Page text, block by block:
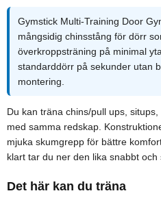
Gymstick Multi-Training Door
mångsidig chinsstång för dörr
överkroppsträning på minimal
standarddörr på sekunder utan
montering.
Du kan träna chins/pull ups,
med samma redskap.
mjuka skumgrepp för bättre
klart tar du ner den lika snabbt och
Det här kan du träna